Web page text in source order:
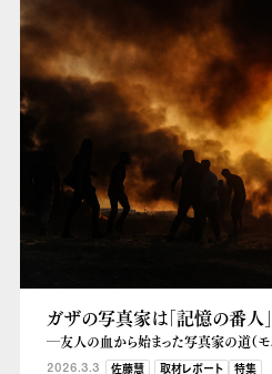
ガザの写真家は「記憶の番人」
―友人の血から始まった写真家の道（モ
2026.3.3 佐藤慧 取材レポート 特集